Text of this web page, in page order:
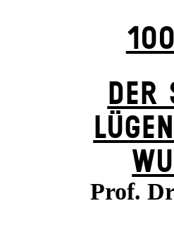
DER
Prof.